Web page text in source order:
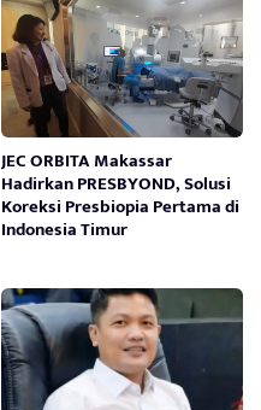
JEC ORBITA Makassar
Hadirkan PRESBYOND, Solusi
Koreksi Presbiopia Pertama di
Indonesia Timur